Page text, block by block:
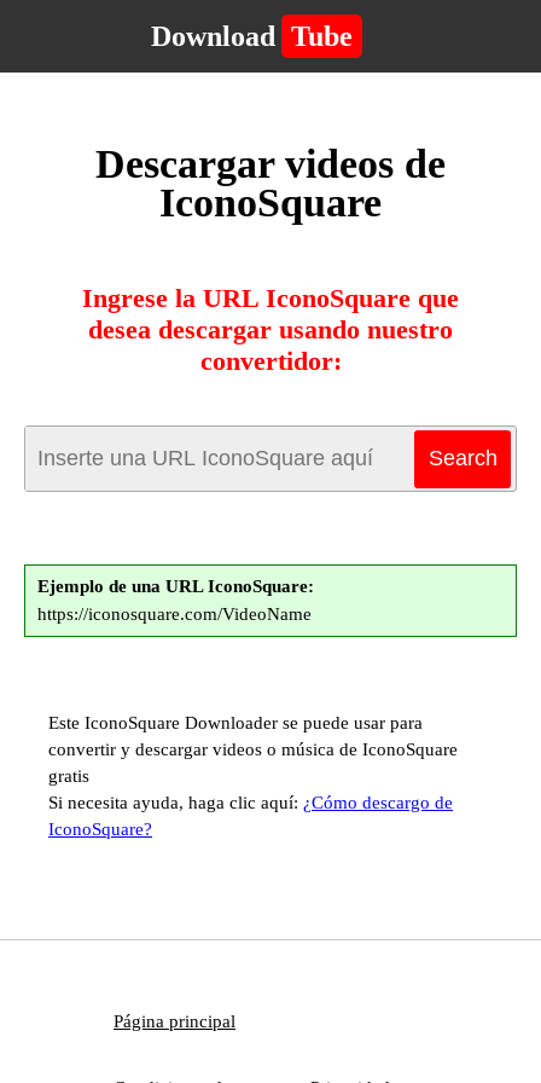
Download Tube
Descargar videos de
IconoSquare
Ingrese la URL IconoSquare que
desea descargar usando nuestro
convertidor:
Ejemplo de una URL IconoSquare:
https://iconosquare.com/VideoName
Este IconoSquare Downloader se puede usar para
convertir y descargar videos o música de IconoSquare
gratis
Si necesita ayuda, haga clic aquí: ¿Cómo descargo de
IconoSquare?
Página principal